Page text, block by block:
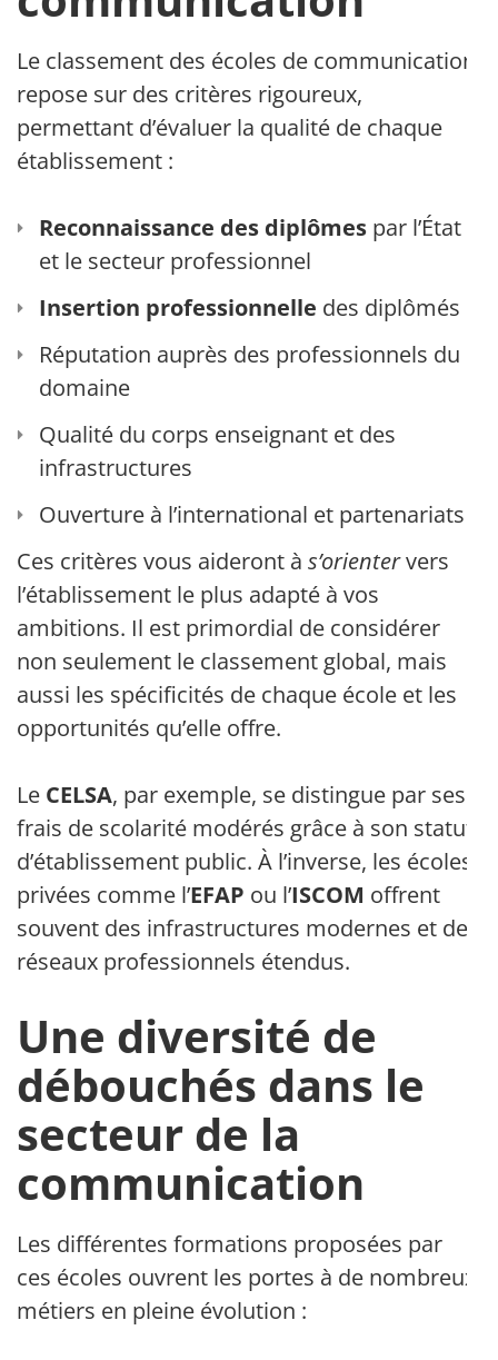
Le classement des écoles de communication
repose sur des critères rigoureux,
permettant d’évaluer la qualité de chaque
établissement :
Reconnaissance des diplômes par l’État
et le secteur professionnel
Insertion professionnelle des diplômés
Réputation auprès des professionnels du
domaine
Qualité du corps enseignant et des
infrastructures
Ouverture à l’international et partenariats
Ces critères vous aideront à s’orientervers
l’établissement le plus adapté à vos
ambitions. Il est primordial de considérer
non seulement le classement global, mais
aussi les spécificités de chaque école et les
opportunités qu’elle offre.
Le CELSA, par exemple, se distingue par ses
frais de scolarité modérés grâce à son statut
d’établissement public. À l’inverse, les écoles
privées comme l’EFAP ou l’ISCOM offrent
souvent des infrastructures modernes et des
réseaux professionnels étendus.
Une diversité de
débouchés dans le
secteur de la
communication
Les différentes formations proposées par
ces écoles ouvrent les portes à de nombreux
métiers en pleine évolution :